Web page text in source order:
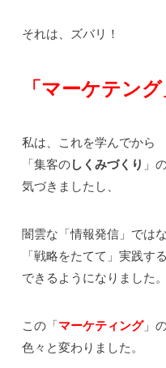
それは、ズバリ！
「マーケテング
私は、これを学んでから
「集客のしくみづくり 」
気づきましたし、
闇雲な「情報発信」ではな
「戦略をたてて」実践す
できるようになりました。
この「マーケティング」
色々と変わりました。